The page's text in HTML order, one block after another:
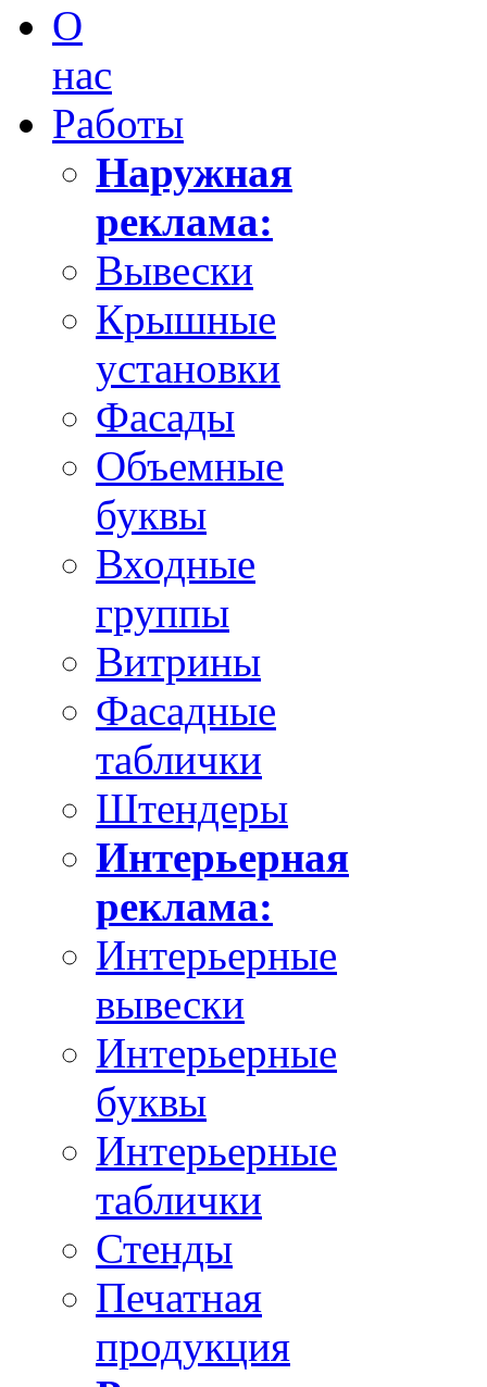
О
нас
Работы
Наружная
реклама:
Вывески
Крышные
установки
Фасады
Объемные
буквы
Входные
группы
Витрины
Фасадные
таблички
Штендеры
Интерьерная
реклама:
Интерьерные
вывески
Интерьерные
буквы
Интерьерные
таблички
Стенды
Печатная
продукция